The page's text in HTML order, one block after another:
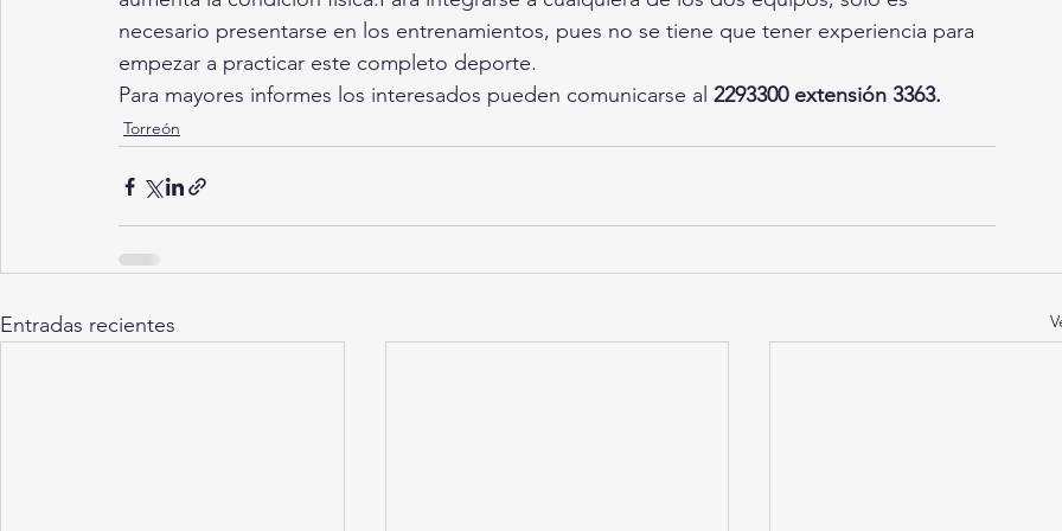
necesario presentarse en los entrenamientos, pues no se tiene que tener experiencia para
empezar a practicar este completo deporte.
Para mayores informes los interesados pueden comunicarse al 2293300 extensión 3363.
Torreón
Entradas recientes